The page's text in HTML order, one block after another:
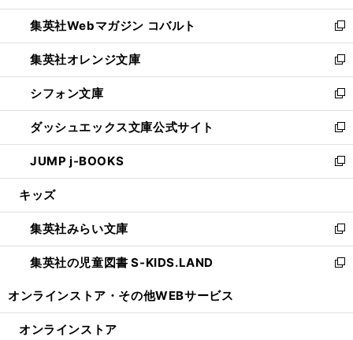
開
く
ウ
で
開
く
ン
ド
ウ
で
開
く
ウ
ィ
ン
ド
ウ
で
開
く
集英社Webマガジン コバルト
新
し
い
ウ
ィ
ン
ド
ウ
で
開
集英社オレンジ文庫
新
し
い
ウ
ィ
ン
ド
ウ
開
く
シフォン文庫
新
し
い
ウ
ィ
ン
ウ
で
開
く
ダッシュエックス文庫公式サイト
新
し
い
ウ
ン
ド
ウ
で
JUMP j-BOOKS
新
し
ウ
ィ
ン
ド
開
キッズ
集英社みらい文庫
新
し
い
ン
集英社の児童図書 S-KIDS.LAND
新
ウ
オンラインストア・ その他WEBサービス
オンラインストア